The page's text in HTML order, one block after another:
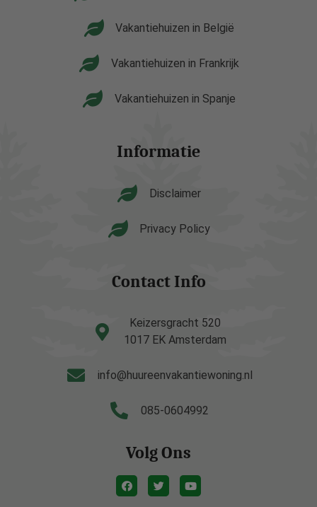
Vakantiehuizen in België
Vakantiehuizen in Frankrijk
Vakantiehuizen in Spanje
Informatie
Disclaimer
Privacy Policy
Contact Info
Keizersgracht 520
1017 EK Amsterdam
info@huureenvakantiewoning.nl
085-0604992
Volg Ons